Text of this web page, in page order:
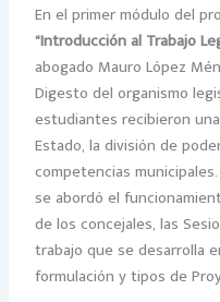
En el primer módulo del
“Introducción al Trabajo
abogado Mauro López
Digesto del organismo
estudiantes recibieron
Estado, la división de
competencias
se abordó el
de los concejales, las
trabajo que se desarrolla
formulación y tipos de